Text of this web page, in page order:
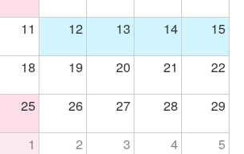
11 12 13 14
15
18 19 20 21
22
25 26 27 28
29
1 2 3 4 5